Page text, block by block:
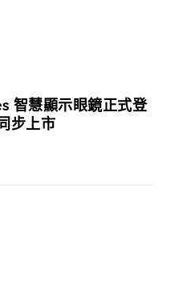
智慧顯示眼鏡正式登
步上市